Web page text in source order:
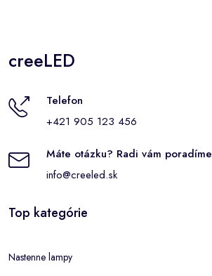
creeLED
Telefon
+421 905 123 456
Máte otázku? Radi vám poradíme
info@creeled.sk
Top kategórie
Nastenne lampy